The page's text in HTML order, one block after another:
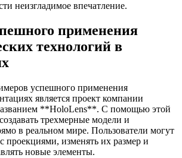
неизгладимое впечатление.
применения
технологий в
успешного применения
является проект компании
**HoloLens**. С помощью этой
трехмерные модели и
в реальном мире. Пользователи могут
проекциями, изменять их размер и
новые элементы.